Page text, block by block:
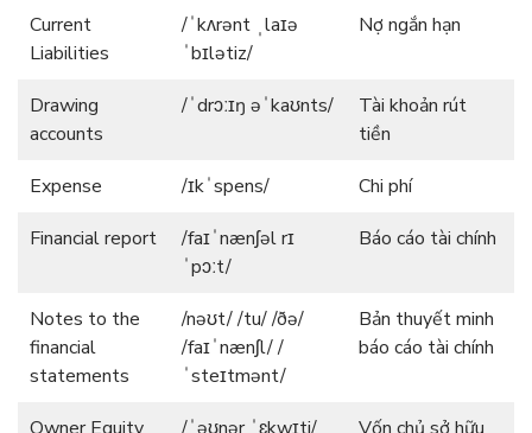
Current
Liabilities
/ˈkʌrənt ˌlaɪə
ˈbɪlətiz/
Nợ ngắn hạn
Drawing
accounts
/ˈdrɔːɪŋ əˈkaʊnts/
Tài khoản rút
tiền
Expense
/ɪkˈspens/
Chi phí
Financial report
/faɪˈnænʃəl rɪ
ˈpɔːt/
Báo cáo tài chính
Notes to the
financial
statements
/nəʊt/ /tu/ /ðə/
/faɪˈnænʃl/ /
ˈsteɪtmənt/
Bản thuyết minh
báo cáo tài chính